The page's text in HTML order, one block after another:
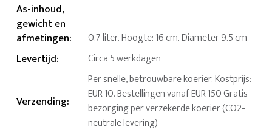
As-inhoud,
gewicht en
afmetingen: 0.7 liter. Hoogte: 16 cm. Diameter 9.5 cm
Levertijd: Circa 5 werkdagen
Verzending:
Per snelle, betrouwbare koerier. Kostprijs:
EUR 10. Bestellingen vanaf EUR 150 Gratis
bezorging per verzekerde koerier (CO2-
neutrale levering)